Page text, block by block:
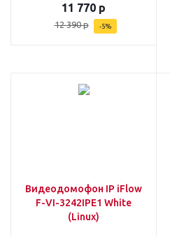
11 770 р
12 390р -5%
Видеодомофон IP iFlow
F-VI-3242IPE1 White
(Linux)